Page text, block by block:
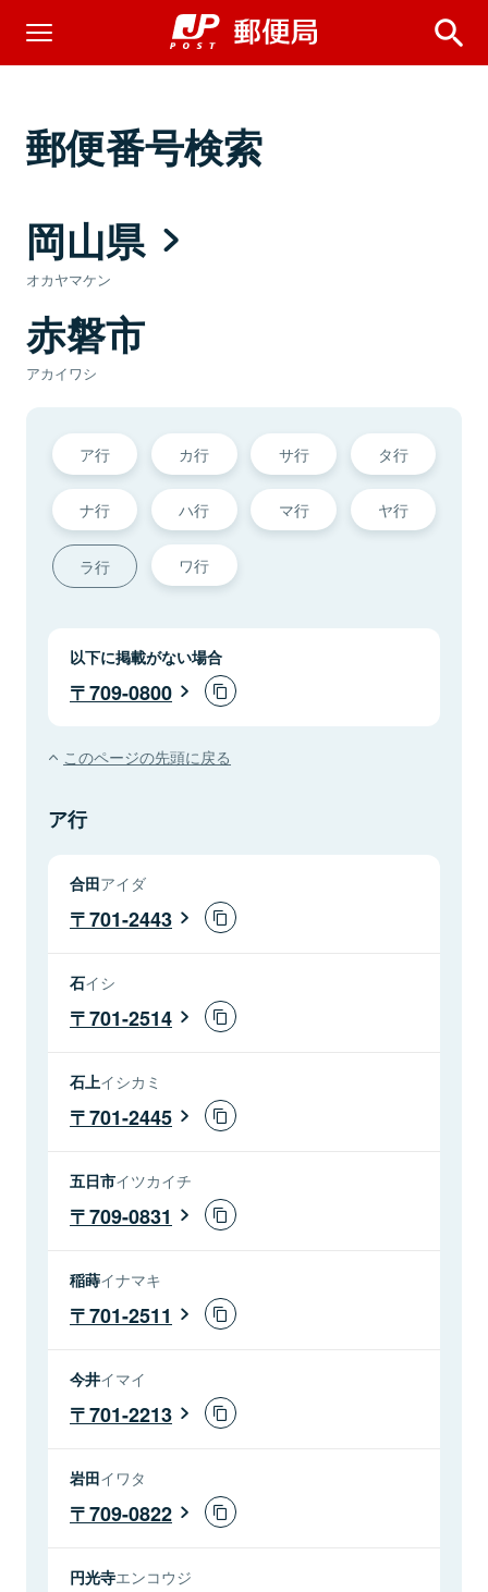
郵便番号検索
岡山県
オカヤマケン
赤磐市
アカイワシ
ア行 カ行 サ行 タ行
ナ行 ハ行 マ行 ヤ行
ラ行 ワ行
以下に掲載がない場合
709-0800
このページの先頭に戻る
ア行
合田アイダ
701-2443
石イシ
701-2514
石上イシカミ
701-2445
五日市イツカイチ
709-0831
稲蒔イナマキ
701-2511
今井イマイ
701-2213
岩田イワタ
709-0822
円光寺エンコウジ